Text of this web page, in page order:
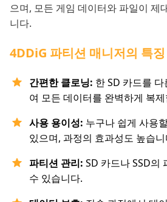
으며, 모든 게임 데이터와 파일이 제
니다.
4DDiG 파티션 매니저의 특징
간편한 클로닝: 한 SD 카드를
여 모든 데이터를 완벽하게 복
사용 용이성: 누구나 쉽게 사용
있으며, 과정의 효과성도 높습니
파티션 관리: SD 카드나 SSD의
수 있습니다.